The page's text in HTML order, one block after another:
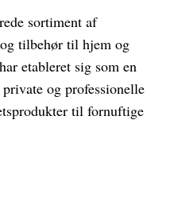
sortiment af
tilbehør til hjem og
etableret sig som en
og professionelle
til fornuftige